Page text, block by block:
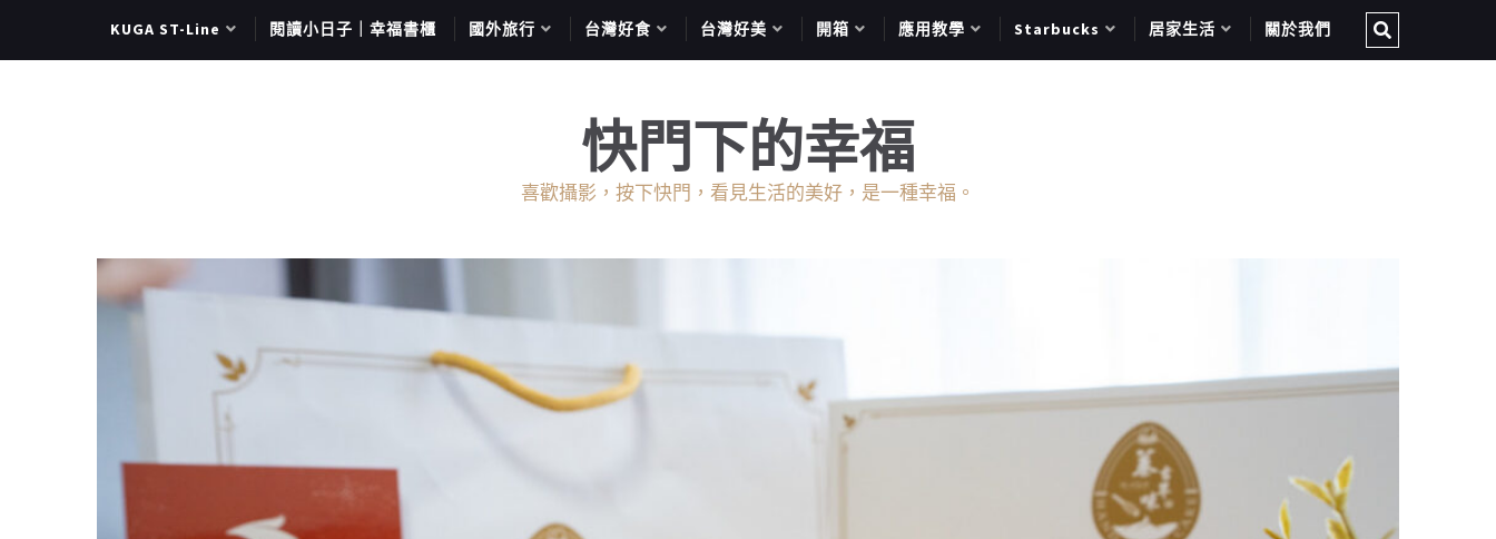
KUGA ST-Line 閱讀小日子｜幸福書櫃 國外旅行 台灣好食 台灣好美 開箱 應用教學 Starbucks 居家生活 關於我們
快門下的幸福
喜歡攝影，按下快門，看見生活的美好，是一種幸福。